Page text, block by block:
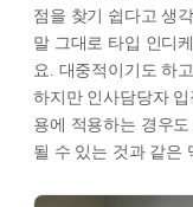
점을 찾기 쉽다고 생
말 그대로 타입 인디
요. 대중적이기도 하
하지만 인사담당자
용에 적용하는 경우
될 수 있는 것과 같은